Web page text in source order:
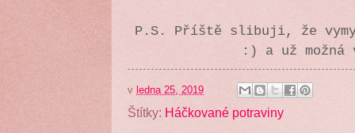
P.S. Příště slibuji, že
:) a už
v ledna 25, 2019
Štítky: Háčkované potraviny